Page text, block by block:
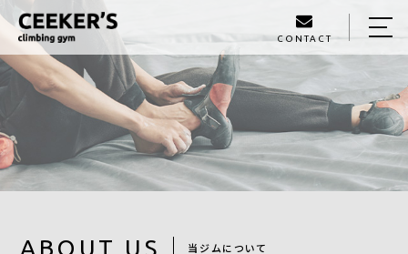
CONTACT
ABOUT US 当ジムについて
HOME
ABOUT US
PRICE LIST
ROUTE